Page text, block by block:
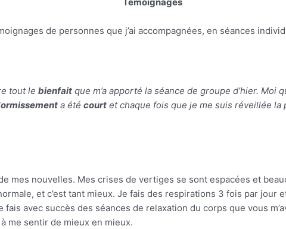
de personnes que j’ai accompagnées, en séances
tout lebienfait que m’a apporté la séance de groupe d’hier.
a étécourt et chaque fois que je me suis réveillée la
mes nouvelles. Mes crises de vertiges se sont espacées et
et c’est tant mieux. Je fais des respirations 3 fois par jour
avec succès des séances de relaxation du corps que vous
me sentir de mieux en mieux.